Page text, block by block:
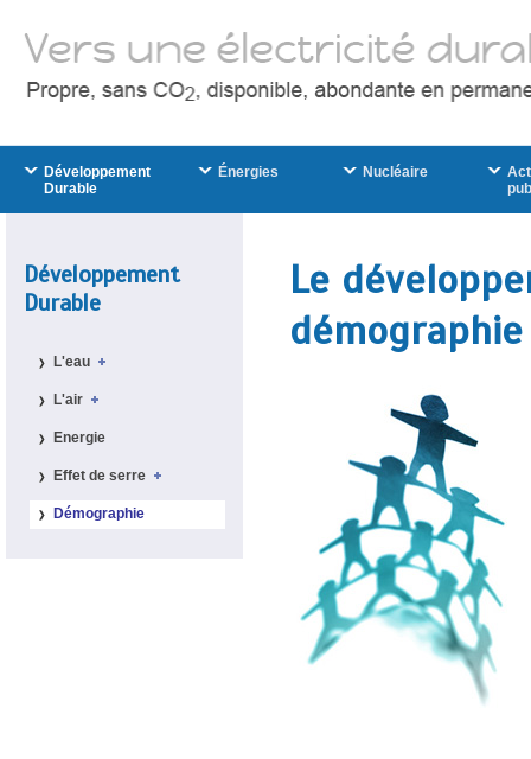
Développement
Durable
L'eau
L'air
Energie
Effet de serre
Démographie
Le
démographie
Développement
Durable
Énergies Nucléaire